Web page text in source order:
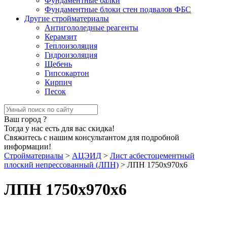
Фундаментные блоки стен подвалов ФБС
Другие стройматериалы
Антигололедные реагенты
Керамзит
Теплоизоляция
Гидроизоляция
Щебень
Гипсокартон
Кирпич
Песок
Ваш город ?
Тогда у нас есть для вас скидка!
Свяжитесь с нашим консультантом для подробной
информации!
Стройматериалы > АЦЭИД > Лист асбестоцементный
плоский непрессованный (ЛПН) > ЛПН 1750х970х6
ЛПН 1750х970х6